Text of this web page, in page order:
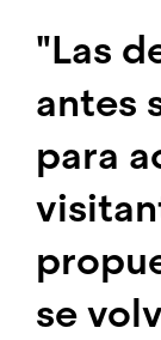
"Las
antes
para
se